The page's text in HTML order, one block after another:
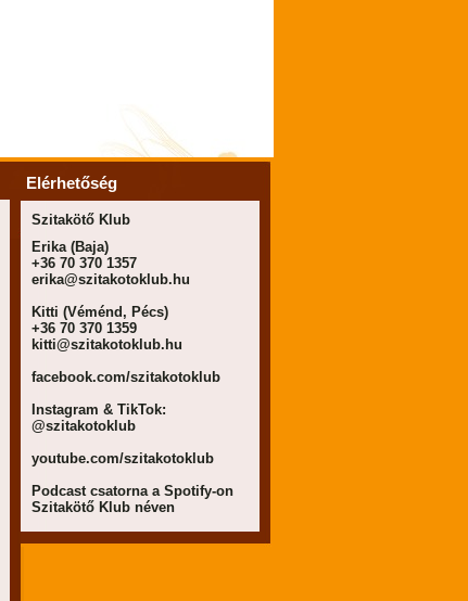
Elérhetőség
Szitakötő Klub
Erika (Baja)
+36 70 370 1357
erika@szitakotoklub.hu
Kitti (Véménd, Pécs)
+36 70 370 1359
kitti@szitakotoklub.hu
facebook.com/szitakotoklub
Instagram & TikTok:
@szitakotoklub
youtube.com/szitakotoklub
Podcast csatorna a Spotify-on
Szitakötő Klub néven